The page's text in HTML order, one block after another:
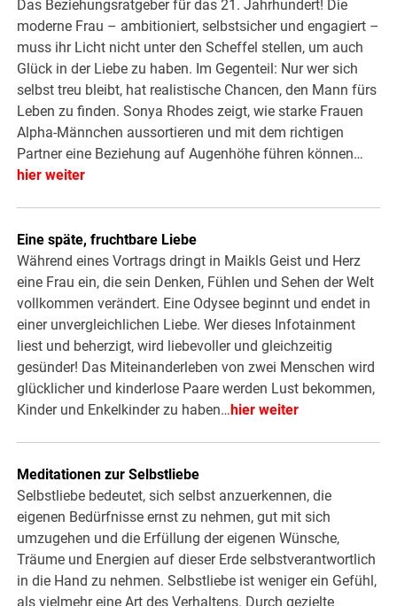
Das Beziehungsratgeber für das 21. Jahrhundert! Die
moderne Frau – ambitioniert, selbstsicher und engagiert –
muss ihr Licht nicht unter den Scheffel stellen, um auch
Glück in der Liebe zu haben. Im Gegenteil: Nur wer sich
selbst treu bleibt, hat realistische Chancen, den Mann fürs
Leben zu finden. Sonya Rhodes zeigt, wie starke Frauen
Alpha-Männchen aussortieren und mit dem richtigen
Partner eine Beziehung auf Augenhöhe führen können…
hier weiter
Eine späte, fruchtbare Liebe
Während eines Vortrags dringt in Maikls Geist und Herz
eine Frau ein, die sein Denken, Fühlen und Sehen der Welt
vollkommen verändert. Eine Odysee beginnt und endet in
einer unvergleichlichen Liebe. Wer dieses Infotainment
liest und beherzigt, wird liebevoller und gleichzeitig
gesünder! Das Miteinanderleben von zwei Menschen wird
glücklicher und kinderlose Paare werden Lust bekommen,
Kinder und Enkelkinder zu haben… hier weiter
Meditationen zur Selbstliebe
Selbstliebe bedeutet, sich selbst anzuerkennen, die
eigenen Bedürfnisse ernst zu nehmen, gut mit sich
umzugehen und die Erfüllung der eigenen Wünsche,
Träume und Energien auf dieser Erde selbstverantwortlich
in die Hand zu nehmen. Selbstliebe ist weniger ein Gefühl,
als vielmehr eine Art des Verhaltens. Durch gezielte